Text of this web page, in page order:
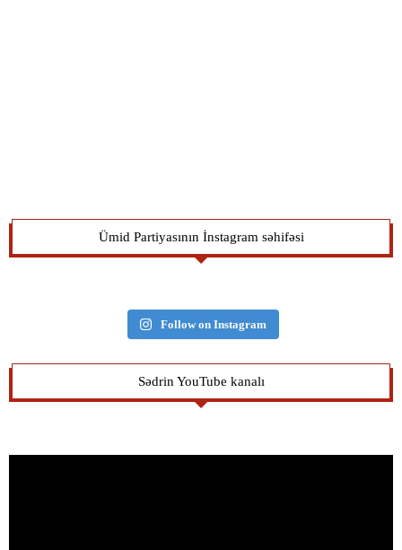
Ümid Partiyasının İnstagram səhifəsi
Follow on Instagram
Sədrin YouTube kanalı